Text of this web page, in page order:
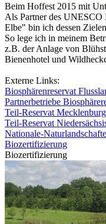
Beim Hoffest 2015 mit
Als Partner des UNESCO
Elbe" bin ich dessen
So lege ich in meinem
z.B. der Anlage von
Bienenhotel und
Externe Links:
Biosphärenreservat
Partnerbetriebe
Teil-Reservat
Teil-Reservat
Nationale-
Biozertifizierung
Biozertifizierung